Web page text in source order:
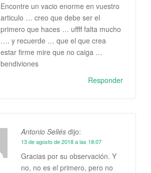
Encontre un vacio enorme en vuestro
articulo … creo que debe ser el
primero que haces … uffff falta mucho
…. y recuerde … que el que crea
estar firme mire que no caiga …
bendiviones
Responder
Antonio Sellés dijo:
13 de agosto de 2018 a las 18:07
Gracias por su observación. Y
no, no es el primero, pero no